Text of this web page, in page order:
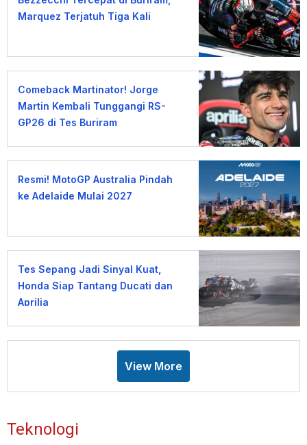
Marquez Terjatuh Tiga Kali
Comeback Martinator! Jorge
Martin Kembali Tunggangi RS-
GP26 di Tes Buriram
Resmi! MotoGP Australia Pindah
ke Adelaide Mulai 2027
Tes Sepang Jadi Sinyal Kuat,
Honda Siap Tantang Ducati dan
Aprilia
View More
Teknologi